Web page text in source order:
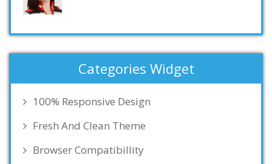
Categories Widget
100% Responsive Design
Fresh And Clean Theme
Browser Compatibillity